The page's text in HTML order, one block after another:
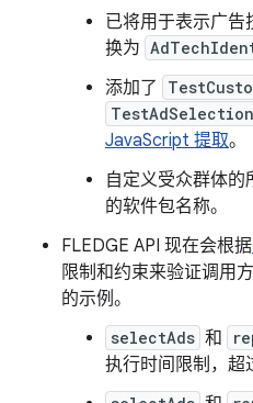
已将用于表示广告
换为
添加了
JavaScript 提取。
自定义受众群体的
的软件包名称。
FLEDGE API 现在会根据
限制和约束来验证调用
的示例。
selectAds 和
执行时间限制，超